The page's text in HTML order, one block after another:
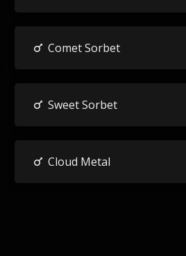
Comet Sorbet
Sweet Sorbet
Cloud Metal